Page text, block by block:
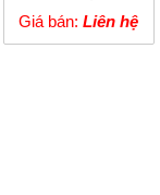
Giá bán:Liên hệ